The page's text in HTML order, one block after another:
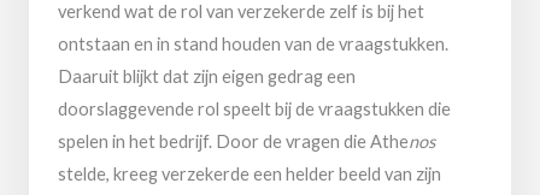
verkend wat de rol van verzekerde zelf is bij het
ontstaan en in stand houden van de vraagstukken.
Daaruit blijkt dat zijn eigen gedrag een
doorslaggevende rol speelt bij de vraagstukken die
spelen in het bedrijf. Door de vragen die Athenos
stelde, kreeg verzekerde een helder beeld van zijn